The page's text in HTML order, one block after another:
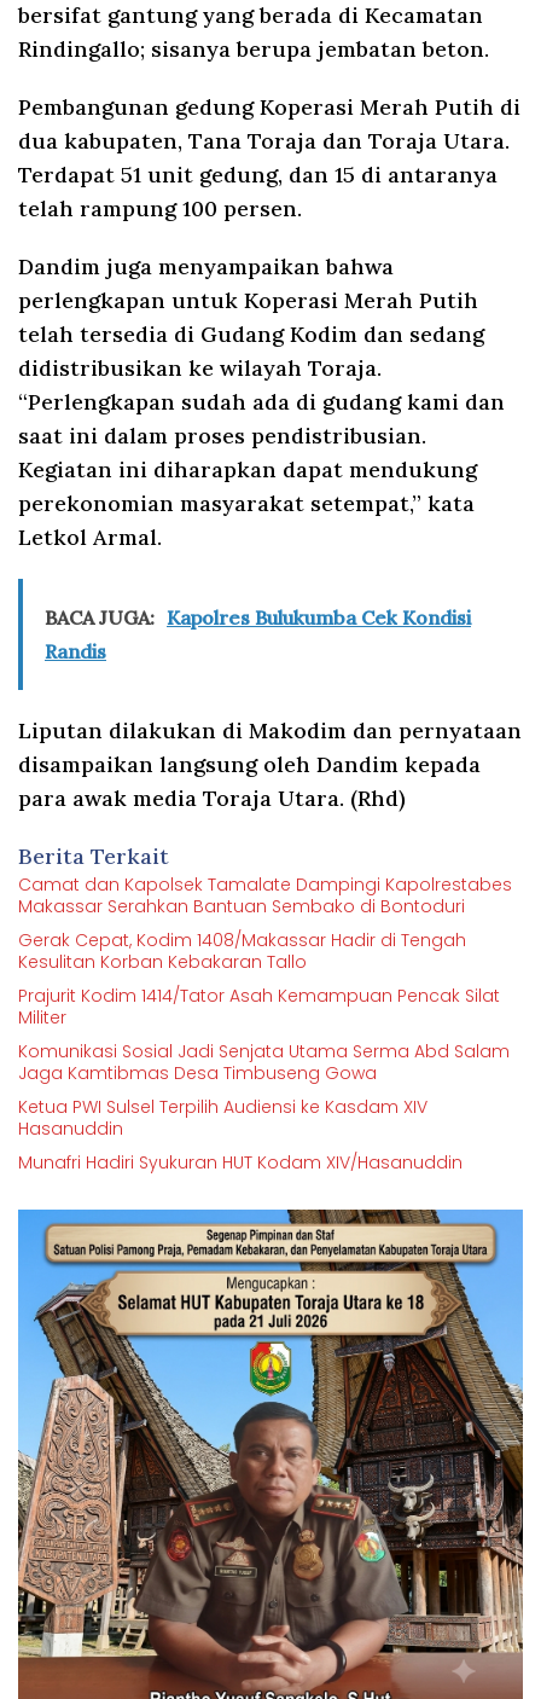
bersifat gantung yang berada di Kecamatan
Rindingallo; sisanya berupa jembatan beton.
Pembangunan gedung Koperasi Merah Putih di
dua kabupaten, Tana Toraja dan Toraja Utara.
Terdapat 51 unit gedung, dan 15 di antaranya
telah rampung 100 persen.
Dandim juga menyampaikan bahwa
perlengkapan untuk Koperasi Merah Putih
telah tersedia di Gudang Kodim dan sedang
didistribusikan ke wilayah Toraja.
“Perlengkapan sudah ada di gudang kami dan
saat ini dalam proses pendistribusian.
Kegiatan ini diharapkan dapat mendukung
perekonomian masyarakat setempat,” kata
Letkol Armal.
BACA JUGA: Kapolres Bulukumba Cek Kondisi
Randis
Liputan dilakukan di Makodim dan pernyataan
disampaikan langsung oleh Dandim kepada
para awak media Toraja Utara. (Rhd)
Berita Terkait
Camat dan Kapolsek Tamalate Dampingi Kapolrestabes
Makassar Serahkan Bantuan Sembako di Bontoduri
Gerak Cepat, Kodim 1408/Makassar Hadir di Tengah
Kesulitan Korban Kebakaran Tallo
Prajurit Kodim 1414/Tator Asah Kemampuan Pencak Silat
Militer
Komunikasi Sosial Jadi Senjata Utama Serma Abd Salam
Jaga Kamtibmas Desa Timbuseng Gowa
Ketua PWI Sulsel Terpilih Audiensi ke Kasdam XIV
Hasanuddin
Munafri Hadiri Syukuran HUT Kodam XIV/Hasanuddin